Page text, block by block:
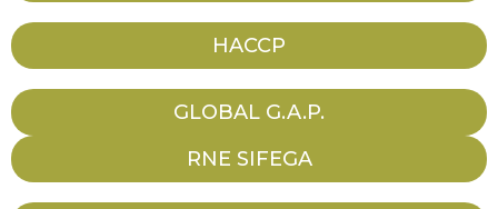
HACCP
GLOBAL G.A.P.
RNE SIFEGA